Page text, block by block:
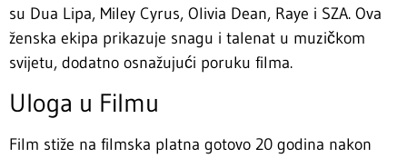
su Dua Lipa, Miley Cyrus, Olivia Dean, Raye i SZA. Ova
ženska ekipa prikazuje snagu i talenat u muzičkom
svijetu, dodatno osnažujući poruku filma.
Uloga u Filmu
Film stiže na filmska platna gotovo 20 godina nakon